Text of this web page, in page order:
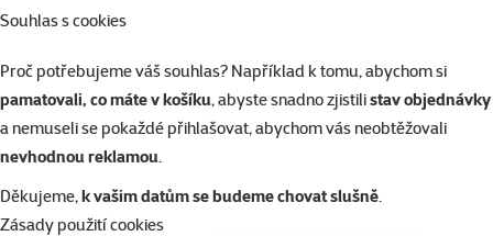
Souhlas s cookies
Proč potřebujeme váš souhlas? Například k tomu, abychom si
pamatovali, co máte v košíku, abyste snadno zjistilistav objednávky
a nemuseli se pokaždé přihlašovat, abychom vás neobtěžovali
nevhodnou reklamou.
Děkujeme,k vašim datům se budeme chovat slušně.
Zásady použití cookies
👍 TOP cena značka
2 konzervy Ontario 200 g
zdarma
Skladem